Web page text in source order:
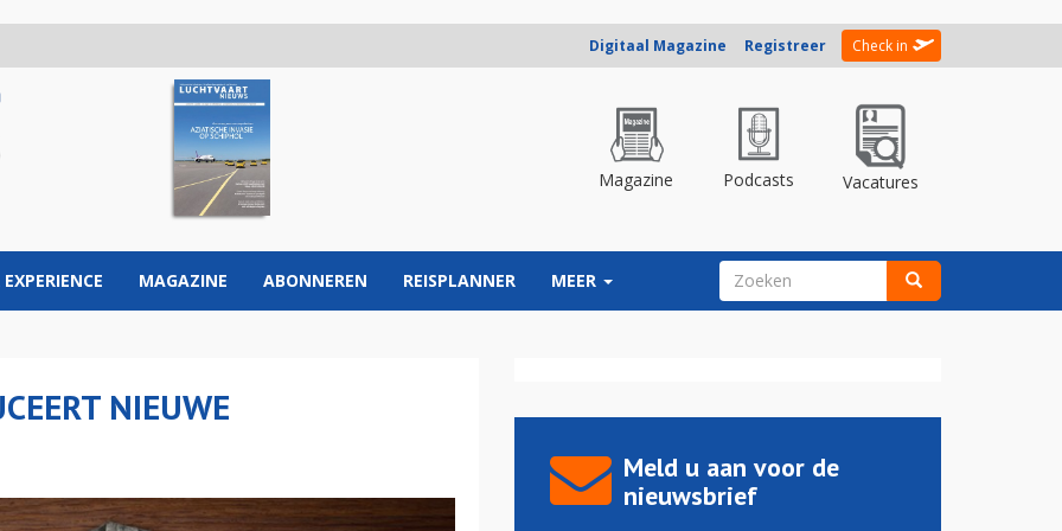
Digitaal Magazine Registreer Check in
Magazine Podcasts Vacatures
EXPERIENCE MAGAZINE ABONNEREN REISPLANNER MEER ZOEKVELD
NIEUWE
Meld u aan voor de
nieuwsbrief